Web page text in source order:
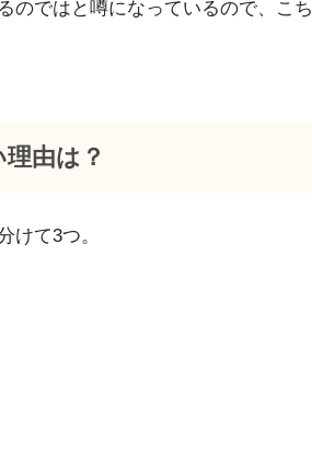
のではと噂になっているので、こち
由は？
けて3つ。